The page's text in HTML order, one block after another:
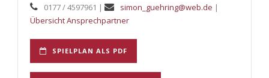
0177 / 4597961 |
simon_guehring@web.de |
Übersicht Ansprechpartner
SPIELPLAN ALS PDF